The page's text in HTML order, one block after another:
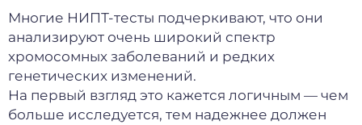
Многие НИПТ-тесты подчеркивают, что они
анализируют очень широкий спектр
хромосомных заболеваний и редких
генетических изменений.
На первый взгляд это кажется логичным — чем
больше исследуется, тем надежнее должен